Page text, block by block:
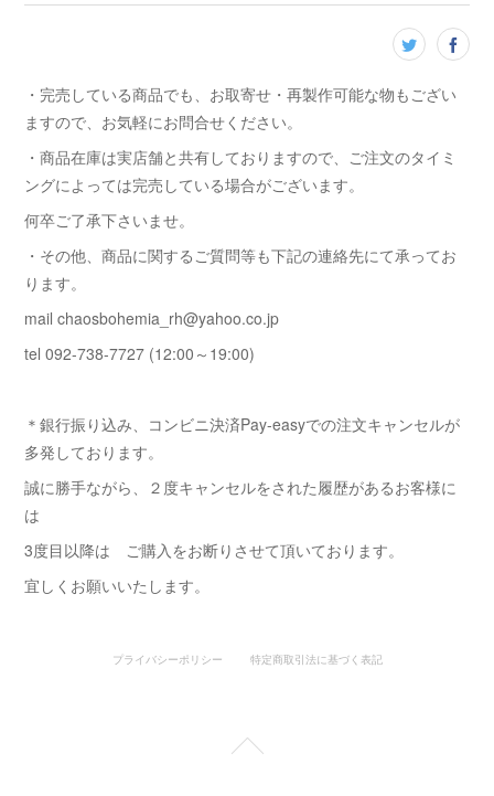
・完売している商品でも、お取寄せ・再製作可能な物もござい
ますので、お気軽にお問合せください。
・商品在庫は実店舗と共有しておりますので、ご注文のタイミ
ングによっては完売している場合がございます。
何卒ご了承下さいませ。
・その他、商品に関するご質問等も下記の連絡先にて承ってお
ります。
mail chaosbohemia_rh@yahoo.co.jp
tel 092-738-7727 (12:00～19:00)
＊銀行振り込み、コンビニ決済Pay-easyでの注文キャンセルが
多発しております。
誠に勝手ながら、２度キャンセルをされた履歴があるお客様に
は
3度目以降は ご購入をお断りさせて頂いております。
宜しくお願いいたします。
プライバシーポリシー 特定商取引法に基づく表記